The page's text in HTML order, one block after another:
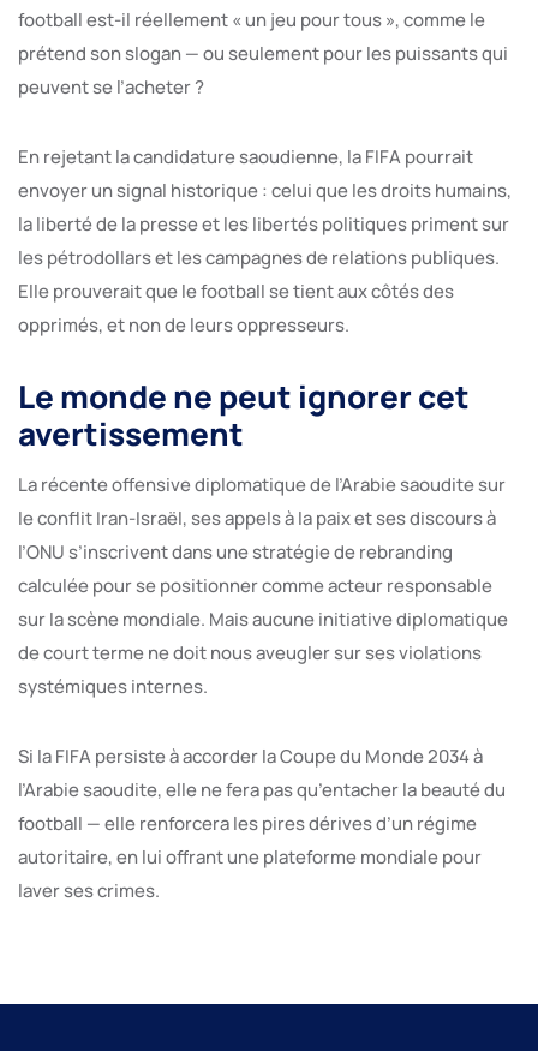
football est-il réellement « un jeu pour tous », comme le
prétend son slogan — ou seulement pour les puissants qui
peuvent se l’acheter ?
En rejetant la candidature saoudienne, la FIFA pourrait
envoyer un signal historique : celui que les droits humains,
la liberté de la presse et les libertés politiques priment sur
les pétrodollars et les campagnes de relations publiques.
Elle prouverait que le football se tient aux côtés des
opprimés, et non de leurs oppresseurs.
Le monde ne peut ignorer cet
avertissement
La récente offensive diplomatique de l’Arabie saoudite sur
le conflit Iran-Israël, ses appels à la paix et ses discours à
l’ONU s’inscrivent dans une stratégie de rebranding
calculée pour se positionner comme acteur responsable
sur la scène mondiale. Mais aucune initiative diplomatique
de court terme ne doit nous aveugler sur ses violations
systémiques internes.
Si la FIFA persiste à accorder la Coupe du Monde 2034 à
l’Arabie saoudite, elle ne fera pas qu’entacher la beauté du
football — elle renforcera les pires dérives d’un régime
autoritaire, en lui offrant une plateforme mondiale pour
laver ses crimes.